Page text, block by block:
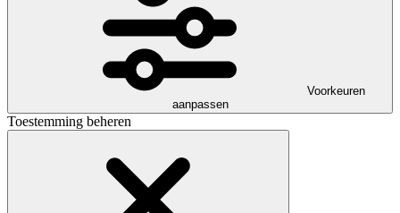
Voorkeuren
aanpassen
Toestemming beheren